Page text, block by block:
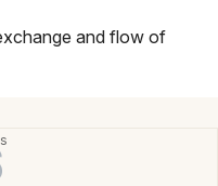
and flow of